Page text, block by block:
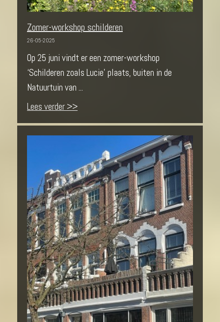
Zomer-workshop schilderen
26-05-2025
Op 25 juni vindt er een zomer-workshop
‘Schilderen zoals Lucie’ plaats, buiten in de
Natuurtuin van ...
Lees verder >>